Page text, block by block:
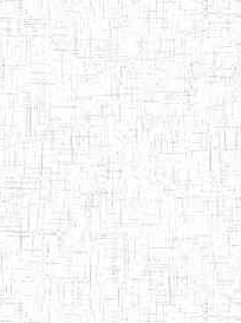
04/08/2010 ENIEG
08/2010 ENIEG
08/2014 ENIEG